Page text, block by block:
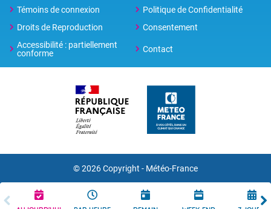
Témoins de connexion
Politique de Confidentialité
Droits de Reproduction
Consentement
Accessibilité : partiellement
conforme
Contact
© 2026 Copyright - Météo-France